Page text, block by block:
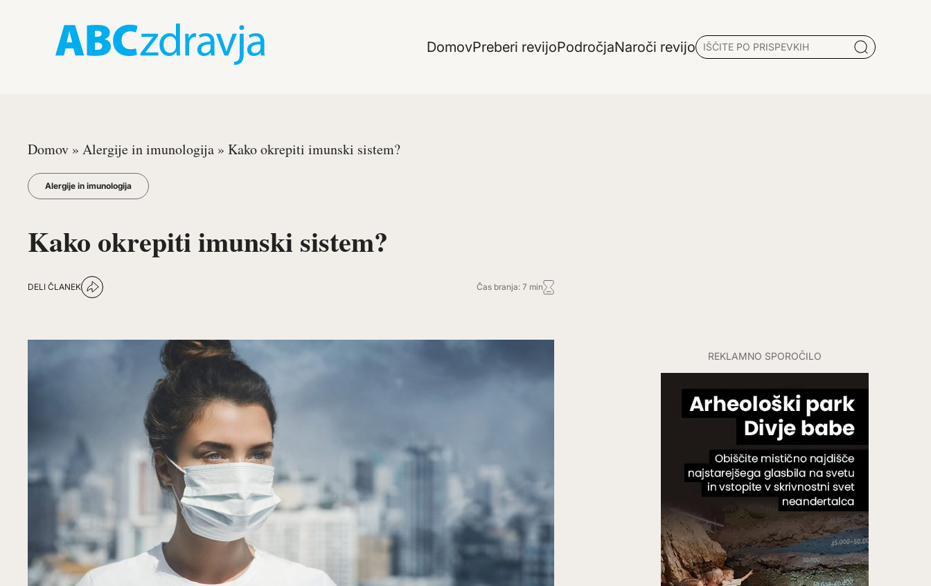
DomovPreberi revijoPodročjaNaroči revijo
Domov » Alergije in imunologija » Kako okrepiti imunski sistem?
Alergije in imunologija
Kako okrepiti imunski sistem?
DELI ČLANEK Čas branja: 7 min
REKLAMNO SPOROČILO